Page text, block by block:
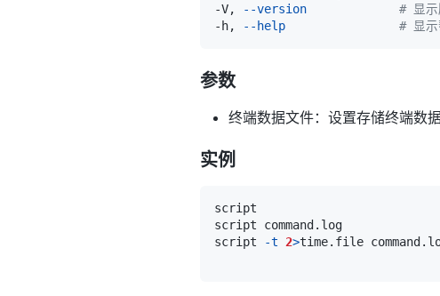
-V,
--version
# 显示
-h,
--help # 显示
参数
终端数据文件：设置存储终端数
实例
script
script
-t 2>time.file